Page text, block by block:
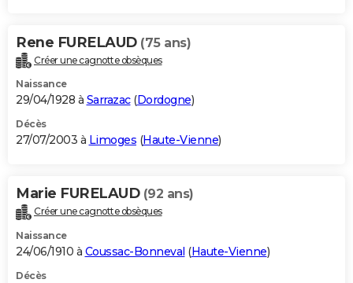
Rene FURELAUD (75 ans)
Créer une cagnotte obsèques
Naissance
29/04/1928 à Sarrazac(Dordogne)
Décès
27/07/2003 à Limoges (Haute-Vienne)
Marie FURELAUD (92 ans)
Créer une cagnotte obsèques
Naissance
24/06/1910 à Coussac-Bonneval (Haute-Vienne)
Décès